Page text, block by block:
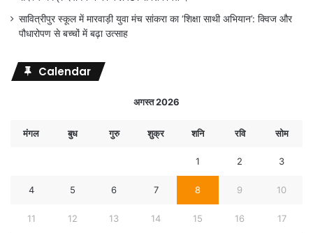
सावित्रीपुर स्कूल में मारवाड़ी युवा मंच सांकरा का ‘शिक्षा साथी अभियान’: क्विज और
पौधारोपण से बच्चों में बढ़ा उत्साह
Calendar
अगस्त 2026
मंगल बुध गुरु शुक्र शनि रवि सोम
1 2 3
4 5 6 7 8 9 10
11 12 13 14 15 16 17